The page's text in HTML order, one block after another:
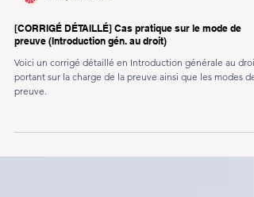
Pamplemousse
[CORRIGÉ DÉTAILLÉ] Cas pratique sur le mode de
preuve (Introduction gén. au droit)
Voici un corrigé détaillé en Introduction générale au droit,